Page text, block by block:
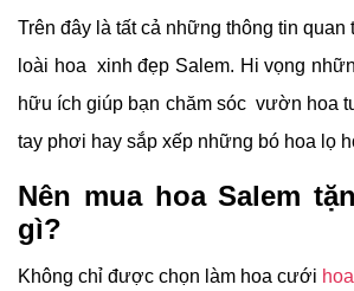
Trên đây là tất cả những thông tin quan
loài hoa xinh đẹp Salem. Hi vọng
hữu ích giúp bạn chăm sóc vườn hoa
tay phơi hay sắp xếp những bó hoa lọ
Nên mua hoa Salem
gì?
Không chỉ được chọn làm hoa cưới